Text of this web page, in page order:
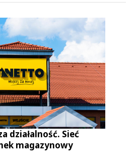
działalność. Sieć
magazynowy